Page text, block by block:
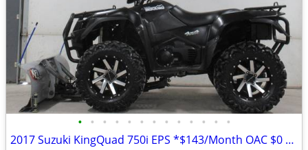
• • • • • • • • • • • • •
2017 Suzuki KingQuad 750i EPS *$143/Month OAC $0 Down* *Street Legal*